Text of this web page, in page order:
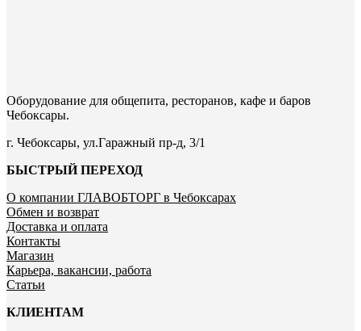
Оборудование для общепита, ресторанов, кафе и баров
Чебоксары.
г. Чебоксары, ул.Гаражный пр-д, 3/1
БЫСТРЫЙ ПЕРЕХОД
О компании ГЛАВОБТОРГ в Чебоксарах
Обмен и возврат
Доставка и оплата
Контакты
Магазин
Карьера, вакансии, работа
Статьи
КЛИЕНТАМ